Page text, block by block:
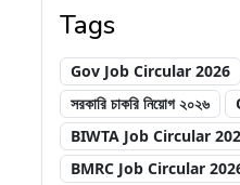
Tags
Gov Job Circular 2026
সরকারি চাকরি নিয়োগ ২০২৬
BIWTA Job Circular
BMRC Job Circular